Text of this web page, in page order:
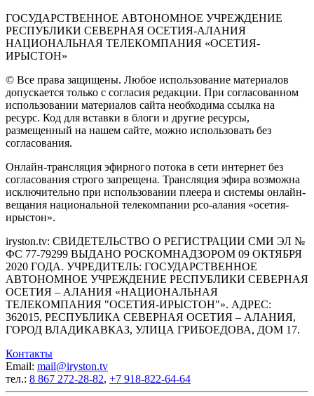
ГОСУДАРСТВЕННОЕ АВТОНОМНОЕ УЧРЕЖДЕНИЕ
РЕСПУБЛИКИ СЕВЕРНАЯ ОСЕТИЯ-АЛАНИЯ
НАЦИОНАЛЬНАЯ ТЕЛЕКОМПАНИЯ «ОСЕТИЯ-
ИРЫСТОН»
© Все права защищены. Любое использование материалов
допускается только с согласия редакции. При согласованном
использовании материалов сайта необходима ссылка на
ресурс. Код для вставки в блоги и другие ресурсы,
размещенный на нашем сайте, можно использовать без
согласования.
Онлайн-трансляция эфирного потока в сети интернет без
согласования строго запрещена. Трансляция эфира возможна
исключительно при использовании плеера и системы онлайн-
вещания национальной телекомпании рсо-алания «осетия-
ирыстон».
iryston.tv: CВИДЕТЕЛЬСТВО О РЕГИСТРАЦИИ СМИ ЭЛ №
ФС 77-79299 ВЫДАНО РОСКОМНАДЗОРОМ 09 ОКТЯБРЯ
2020 ГОДА. УЧРЕДИТЕЛЬ: ГОСУДАРСТВЕННОЕ
АВТОНОМНОЕ УЧРЕЖДЕНИЕ РЕСПУБЛИКИ СЕВЕРНАЯ
ОСЕТИЯ – АЛАНИЯ «НАЦИОНАЛЬНАЯ
ТЕЛЕКОМПАНИЯ "ОСЕТИЯ-ИРЫСТОН"». АДРЕС:
362015, РЕСПУБЛИКА СЕВЕРНАЯ ОСЕТИЯ – АЛАНИЯ,
ГОРОД ВЛАДИКАВКАЗ, УЛИЦА ГРИБОЕДОВА, ДОМ 17.
Контакты
Email: mail@iryston.tv
тел.: 8 867 272-28-82, +7 918-822-64-64